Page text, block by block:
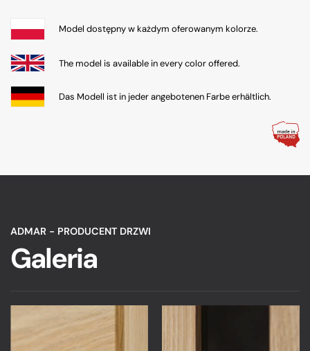
Model dostępny w każdym oferowanym kolorze.
The model is available in every color offered.
Das Modell ist in jeder angebotenen Farbe erhältlich.
ADMAR - PRODUCENT DRZWI
Galeria